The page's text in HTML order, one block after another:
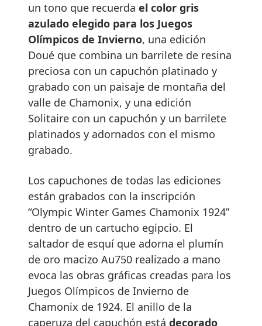
un tono que recuerda el color gris
azulado elegido para los Juegos
Olímpicos de Invierno, una edición
Doué que combina un barrilete de resina
preciosa con un capuchón platinado y
grabado con un paisaje de montaña del
valle de Chamonix, y una edición
Solitaire con un capuchón y un barrilete
platinados y adornados con el mismo
grabado.
Los capuchones de todas las ediciones
están grabados con la inscripción
“Olympic Winter Games Chamonix 1924”
dentro de un cartucho egipcio. El
saltador de esquí que adorna el plumín
de oro macizo Au750 realizado a mano
evoca las obras gráficas creadas para los
Juegos Olímpicos de Invierno de
Chamonix de 1924. El anillo de la
caperuza del capuchón está decorado